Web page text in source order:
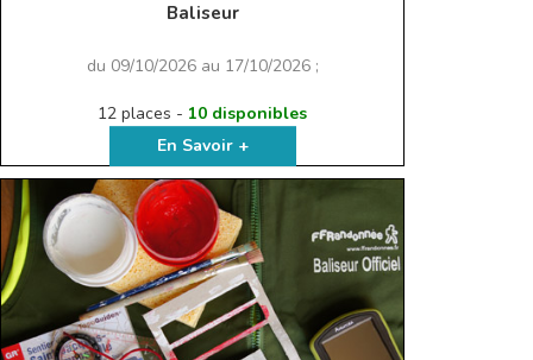
Baliseur
du 09/10/2026 au 17/10/2026 ;
12 places - 10 disponibles
En Savoir +